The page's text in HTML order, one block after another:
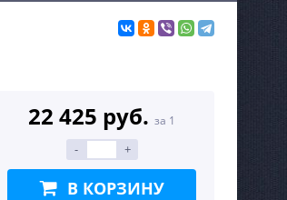
22 425 руб. за 1
- +
В КОРЗИНУ